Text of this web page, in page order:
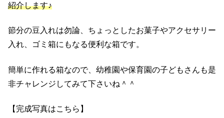
紹介します♪
節分の豆入れは勿論、ちょっとしたお菓子やアクセサリー
入れ、ゴミ箱にもなる便利な箱です。
簡単に作れる箱なので、幼稚園や保育園の子どもさんも是
非チャレンジしてみて下さいね＾＾
【完成写真はこちら】